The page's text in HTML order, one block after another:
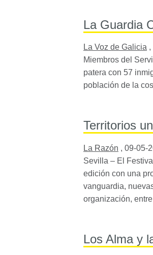
La Guardia
La Voz de Galicia ,
Miembros del
patera con 57
población de la
Territorios
La Razón , 09-05-
Sevilla – El
edición con una
vanguardia,
organización,
Los Alma y